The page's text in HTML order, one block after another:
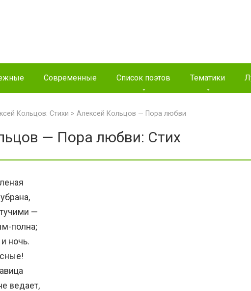
Современные Список поэтов Тематики
Кольцов: Стихи > Алексей Кольцов — Пора любви
— Пора любви: Стих
—
полна;
ночь.
ведает,